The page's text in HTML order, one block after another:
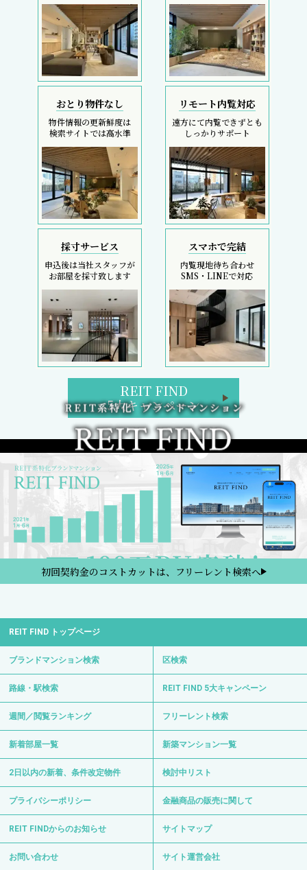
おとり物件なし
物件情報の更新鮮度は
検索サイトでは高水準
リモート内覧対応
遠方にて内覧できずとも
しっかりサポート
採寸サービス
申込後は当社スタッフが
お部屋を採寸致します
スマホで完結
内覧現地待ち合わせ
SMS・LINEで対応
REIT FIND
5大キャンペーン
初回契約金のコストカットは、フリーレント検索へ
REIT FIND トップページ
ブランドマンション検索 区検索
路線・駅検索 REIT FIND 5大キャンペーン
週間／閲覧ランキング フリーレント検索
新着部屋一覧 新築マンション一覧
2日以内の新着、条件改定物件 検討中リスト
プライバシーポリシー 金融商品の販売に関して
REIT FINDからのお知らせ サイトマップ
お問い合わせ サイト運営会社